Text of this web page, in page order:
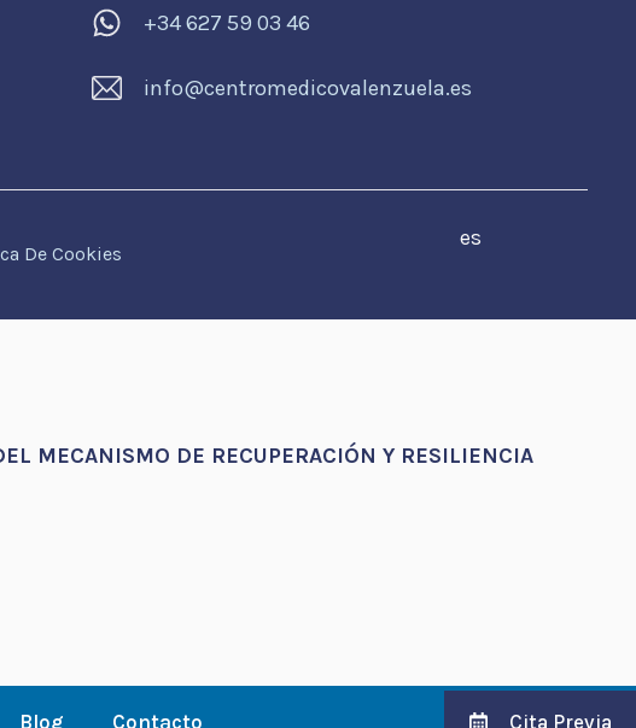
+34 627 59 03 46
info@centromedicovalenzuela.es
De Cookies
es
MECANISMO DE RECUPERACIÓN Y RESILIENCIA
Blog Contacto Cita Previa